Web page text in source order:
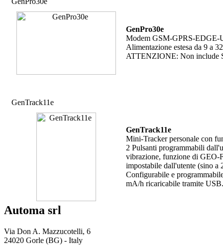
GenPro30e
Modem GSM-GPRS-EDGE-
Alimentazione estesa da 9 a
ATTENZIONE: Non include
GenTrack11e
GenTrack11e
Mini-Tracker personale con
2 Pulsanti programmabili
vibrazione, funzione di GEO-
impostabile dall'utente (sino a
Configurabile e
mA/h ricaricabile tramite USB.
Automa srl
Via Don A. Mazzucotelli, 6
24020 Gorle (BG) - Italy